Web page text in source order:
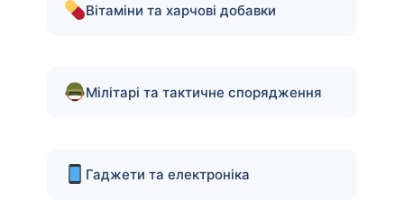
Вітаміни та харчові добавки
Мілітарі та тактичне спорядження
Гаджети та електроніка